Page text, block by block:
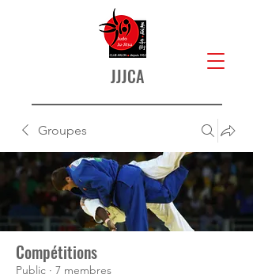
JJJCA
Groupes
Compétitions
Public · 7 membres